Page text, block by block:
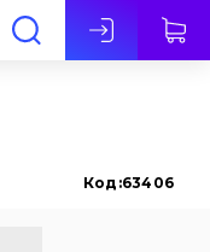
Код:63406